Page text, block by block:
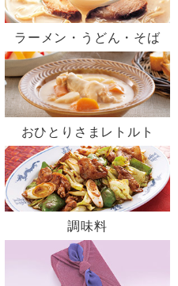
ラーメン・うどん・そば
おひとりさまレトルト
調味料